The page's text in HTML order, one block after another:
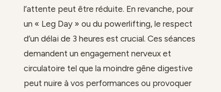
l’attente peut être réduite. En revanche, pour
un « Leg Day » ou du powerlifting, le respect
d’un délai de 3 heures est crucial. Ces séances
demandent un engagement nerveux et
circulatoire tel que la moindre gêne digestive
peut nuire à vos performances ou provoquer